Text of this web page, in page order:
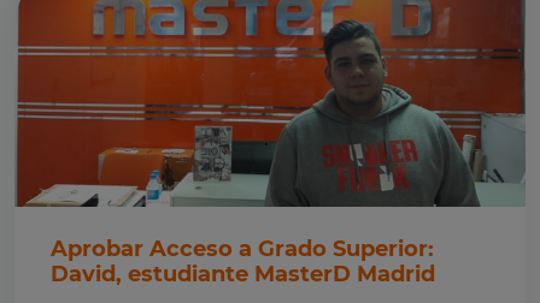
Aprobar Acceso a Grado Superior:
David, estudiante MasterD Madrid